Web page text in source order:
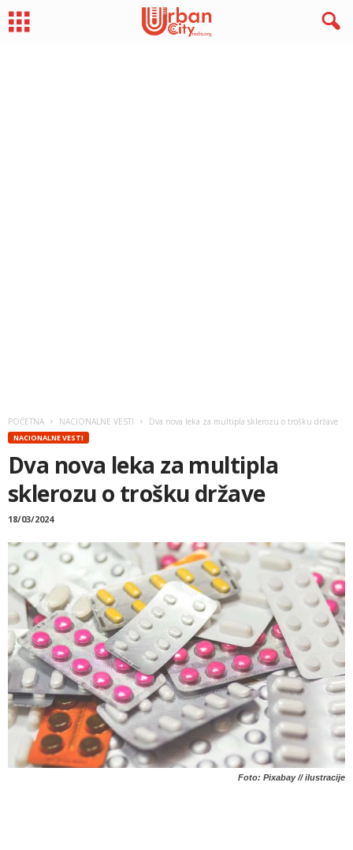
POČETNA NACIONALNE VESTI Dva nova leka za multipla sklerozu o trošku države
NACIONALNE VESTI
Dva nova leka za multipla
sklerozu o trošku države
18/03/2024
Foto: Pixabay // ilustracije